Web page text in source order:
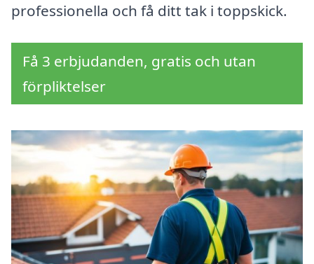
professionella och få ditt tak i toppskick.
Få 3 erbjudanden, gratis och utan
förpliktelser